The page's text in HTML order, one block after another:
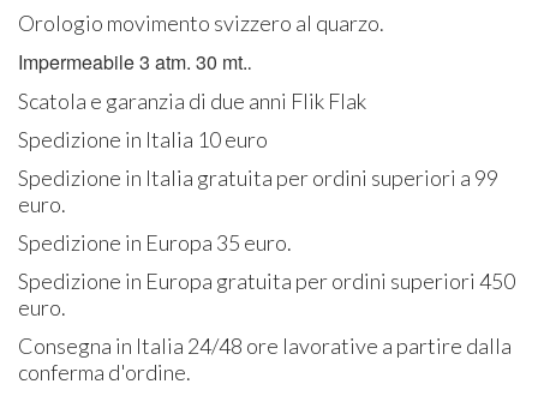
Orologio movimento svizzero al quarzo.
Impermeabile 3 atm. 30 mt..
Scatola e garanzia di due anni Flik Flak
Spedizione in Italia 10 euro
Spedizione in Italia gratuita per ordini superiori a 99
euro.
Spedizione in Europa 35 euro.
Spedizione in Europa gratuita per ordini superiori 450
euro.
Consegna in Italia 24/48 ore lavorative a partire dalla
conferma d'ordine.